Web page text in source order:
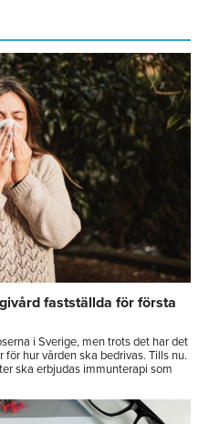
fastställda för första
i Sverige, men trots det har det
hur vården ska bedrivas. Tills nu.
ska erbjudas immunterapi som